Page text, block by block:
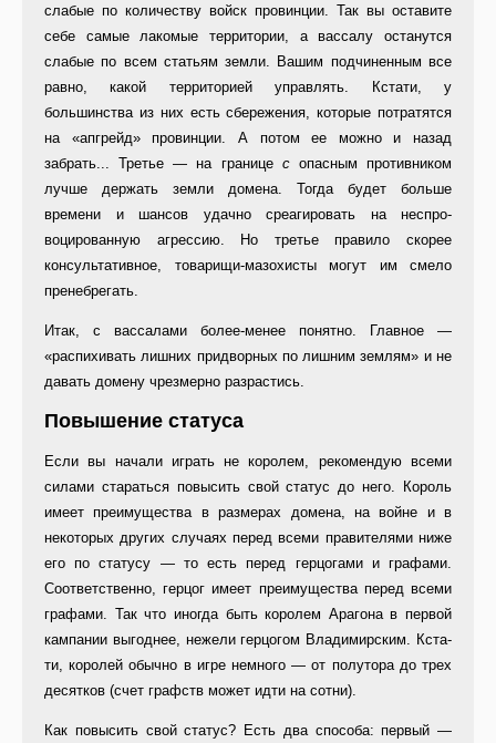
слабые по количеству войск провинции. Так вы оставите
себе са­мые лакомые территории, а вассалу останутся
слабые по всем статьям земли. Вашим подчиненным все
равно, какой территорией управ­лять. Кстати, у
большинства из них есть сбережения, которые потратят­ся
на «апгрейд» провинции. А потом ее можно и назад
забрать... Третье — на границе сопасным противни­ком
лучше держать земли домена. Тогда будет больше
времени и шан­сов удачно среагировать на неспро­
воцированную агрессию. Но третье правило скорее
консультативное, товарищи-мазохисты могут им сме­ло
пренебрегать.
Итак, с вассалами более-менее понятно. Главное —
«распихивать лишних придворных по лишним зем­лям» и не
давать домену чрезмерно разрастись.
Повышение статуса
Если вы начали играть не королем, рекомендую всеми
силами старать­ся повысить свой статус до него. Ко­роль
имеет преимущества в разме­рах домена, на войне и в
некоторых других случаях перед всеми прави­телями ниже
его по статусу — то есть перед герцогами и графами.
Соответственно, герцог имеет пре­имущества перед всеми
графами. Так что иногда быть королем Араго­на в первой
кампании выгоднее, не­жели герцогом Владимирским. Кста­
ти, королей обычно в игре немного — от полутора до трех
десятков (счет графств может идти на сотни).
Как повысить свой статус? Есть два способа: первый —